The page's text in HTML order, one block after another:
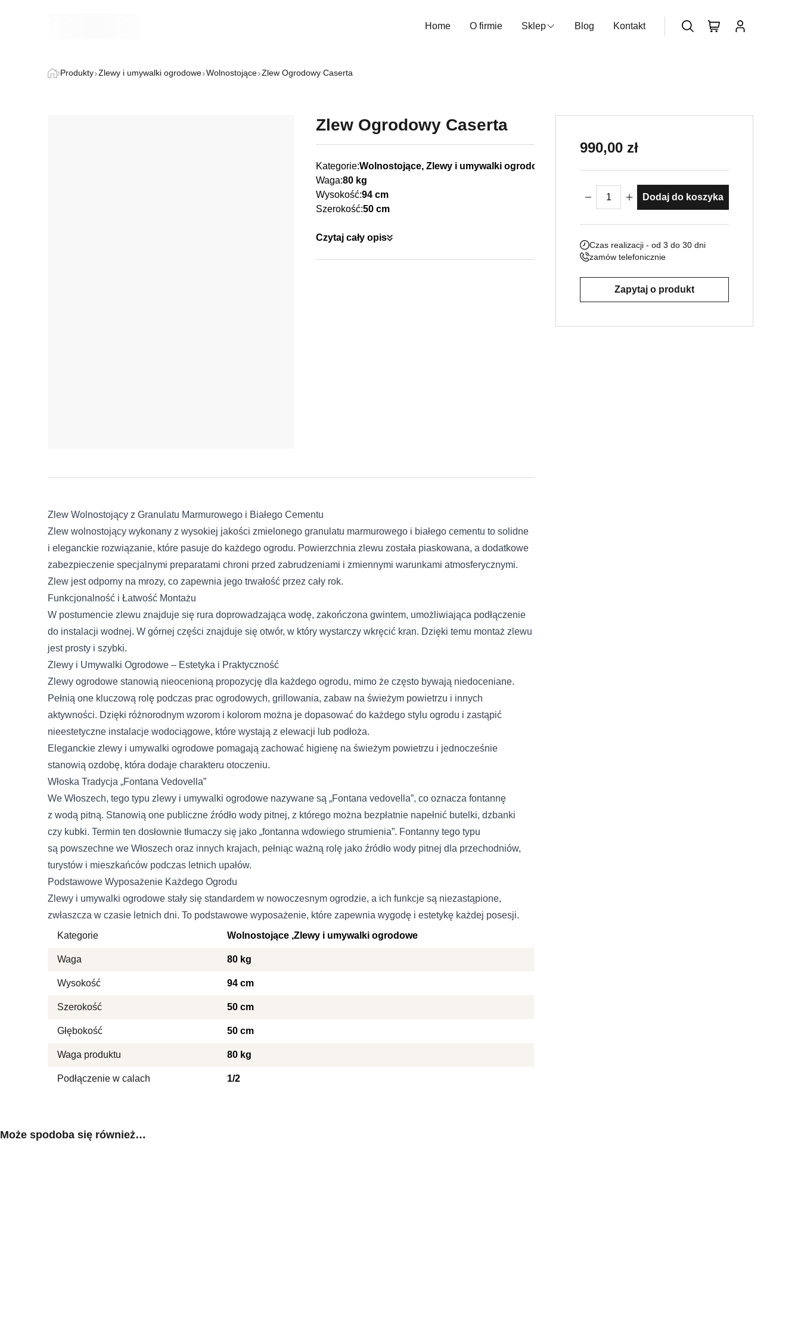
Home O firmie Sklep Blog Kontakt
Produkty Zlewy i umywalki ogrodowe Wolnostojące Zlew Ogrodowy Caserta
Zlew Ogrodowy Caserta
Kategorie:Wolnostojące, Zlewy i umywalki ogrodowe
Waga:80 kg
Wysokość:94 cm
Szerokość:50 cm
Czytaj cały opis
990,00 zł
ilość Zlew Ogrodowy Caserta
Dodaj do koszyka
Czas realizacji - od 3 do 30 dni
zamów telefonicznie
Zapytaj o produkt
Zlew Wolnostojący z Granulatu Marmurowego i Białego Cementu
Zlew wolnostojący wykonany z wysokiej jakości zmielonego granulatu marmurowego i białego cementu to solidne
i eleganckie rozwiązanie, które pasuje do każdego ogrodu. Powierzchnia zlewu została piaskowana, a dodatkowe
zabezpieczenie specjalnymi preparatami chroni przed zabrudzeniami i zmiennymi warunkami atmosferycznymi.
Zlew jest odporny na mrozy, co zapewnia jego trwałość przez cały rok.
Funkcjonalność i Łatwość Montażu
W postumencie zlewu znajduje się rura doprowadzająca wodę, zakończona gwintem, umożliwiająca podłączenie
do instalacji wodnej. W górnej części znajduje się otwór, w który wystarczy wkręcić kran. Dzięki temu montaż zlewu
jest prosty i szybki.
Zlewy i Umywalki Ogrodowe – Estetyka i Praktyczność
Zlewy ogrodowe stanowią nieocenioną propozycję dla każdego ogrodu, mimo że często bywają niedoceniane.
Pełnią one kluczową rolę podczas prac ogrodowych, grillowania, zabaw na świeżym powietrzu i innych
aktywności. Dzięki różnorodnym wzorom i kolorom można je dopasować do każdego stylu ogrodu i zastąpić
nieestetyczne instalacje wodociągowe, które wystają z elewacji lub podłoża.
Eleganckie zlewy i umywalki ogrodowe pomagają zachować higienę na świeżym powietrzu i jednocześnie
stanowią ozdobę, która dodaje charakteru otoczeniu.
Włoska Tradycja „Fontana Vedovella”
We Włoszech, tego typu zlewy i umywalki ogrodowe nazywane są „Fontana vedovella”, co oznacza fontannę
z wodą pitną. Stanowią one publiczne źródło wody pitnej, z którego można bezpłatnie napełnić butelki, dzbanki
czy kubki. Termin ten dosłownie tłumaczy się jako „fontanna wdowiego strumienia”. Fontanny tego typu
są powszechne we Włoszech oraz innych krajach, pełniąc ważną rolę jako źródło wody pitnej dla przechodniów,
turystów i mieszkańców podczas letnich upałów.
Podstawowe Wyposażenie Każdego Ogrodu
Zlewy i umywalki ogrodowe stały się standardem w nowoczesnym ogrodzie, a ich funkcje są niezastąpione,
zwłaszcza w czasie letnich dni. To podstawowe wyposażenie, które zapewnia wygodę i estetykę każdej posesji.
Kategorie
Wolnostojące Zlewy i umywalki ogrodowe
Waga 80 kg
Wysokość 94 cm
Szerokość 50 cm
Głębokość 50 cm
Waga produktu 80 kg
Podłączenie w calach 1/2
Wyrażam zgodę na przetwarzanie przez firmę PATCH POLSKA SPÓŁKA Z O.O. moich danych osobowych zgodnie z przepisami o
Może spodoba się również…
Wykorzystujemy pliki cookie do spersonalizowania treści i reklam, aby oferować funkcje społecznościowe i analizować ruch w
naszej witrynie. Informacje o tym, jak korzystasz z naszej witryny, udostępniamy partnerom społecznościowym, reklamowym i
analitycznym. Partnerzy mogą połączyć te informacje z innymi danymi otrzymanymi od Ciebie lub uzyskanymi podczas
Niezbędne
Niezbędne pliki cookie mają kluczowe znaczenie dla podstawowych funkcji witryny i witryna nie będzie działać w zamierzony
sposób bez nich. Te pliki cookie nie przechowują żadnych danych umożliwiających identyfikację osoby.
Pliki cookie dotyczące preferencji umożliwiają stronie zapamiętanie informacji, które zmieniają wygląd lub funkcjonowanie
Statystyczne pliki cookie pomagają właścicielem stron internetowych zrozumieć, w jaki sposób różni użytkownicy zachowują się